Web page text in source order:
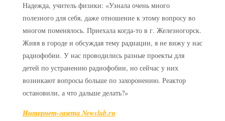
Надежда, учитель физики: «Узнала очень много
полезного для себя, даже отношение к этому вопросу во
многом поменялось. Приехала когда-то в г. Железногорск.
Живя в городе и обсуждая тему радиации, я не вижу у нас
радиофобии. У нас проводились разные проекты для
детей по устранению радиофобии, но сейчас у них
возникают вопросы больше по захоронению. Реактор
остановили, а что дальше делать?»
Интернет-газета Newslab.ru